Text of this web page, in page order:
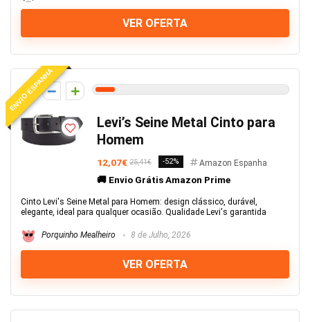
VER OFERTA
ENVIO ESPANHA
5
Levi’s Seine Metal Cinto para
Homem
12,07€ 25,41€ -52% Amazon Espanha
🚚 Envio Grátis Amazon Prime
Cinto Levi's Seine Metal para Homem: design clássico, durável,
elegante, ideal para qualquer ocasião. Qualidade Levi's garantida
Porquinho Mealheiro 8 de Julho, 2026
VER OFERTA